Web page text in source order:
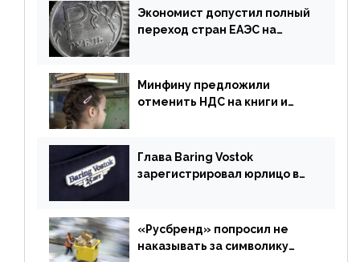
Экономист допустил полный
переход стран ЕАЭС на
Минфину предложили
отменить НДС на книги и
Глава Baring Vostok
зарегистрировал юрлицо в
«Русбренд» попросил не
наказывать за символику